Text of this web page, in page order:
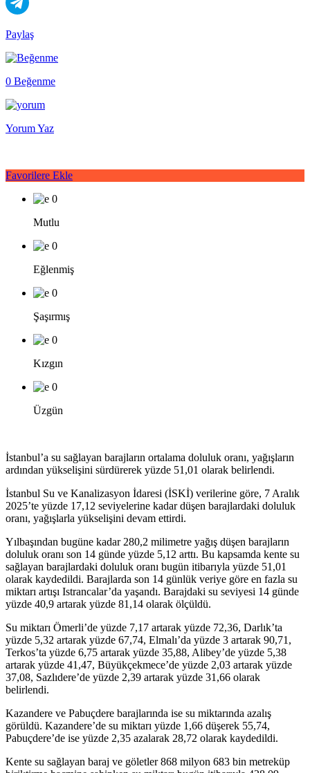
Paylaş
0 Beğenme
Yorum Yaz
Favorilere Ekle
0
Mutlu
0
Eğlenmiş
0
Şaşırmış
0
Kızgın
0
Üzgün
İstanbul’a su sağlayan barajların ortalama doluluk oranı, yağışların
ardından yükselişini sürdürerek yüzde 51,01 olarak belirlendi.
İstanbul Su ve Kanalizasyon İdaresi (İSKİ) verilerine göre, 7 Aralık
2025’te yüzde 17,12 seviyelerine kadar düşen barajlardaki doluluk
oranı, yağışlarla yükselişini devam ettirdi.
Yılbaşından bugüne kadar 280,2 milimetre yağış düşen barajların
doluluk oranı son 14 günde yüzde 5,12 arttı. Bu kapsamda kente su
sağlayan barajlardaki doluluk oranı bugün itibarıyla yüzde 51,01
olarak kaydedildi. Barajlarda son 14 günlük veriye göre en fazla su
miktarı artışı Istrancalar’da yaşandı. Barajdaki su seviyesi 14 günde
yüzde 40,9 artarak yüzde 81,14 olarak ölçüldü.
Su miktarı Ömerli’de yüzde 7,17 artarak yüzde 72,36, Darlık’ta
yüzde 5,32 artarak yüzde 67,74, Elmalı’da yüzde 3 artarak 90,71,
Terkos’ta yüzde 6,75 artarak yüzde 35,88, Alibey’de yüzde 5,38
artarak yüzde 41,47, Büyükçekmece’de yüzde 2,03 artarak yüzde
37,08, Sazlıdere’de yüzde 2,39 artarak yüzde 31,66 olarak
belirlendi.
Kazandere ve Pabuçdere barajlarında ise su miktarında azalış
görüldü. Kazandere’de su miktarı yüzde 1,66 düşerek 55,74,
Pabuçdere’de ise yüzde 2,35 azalarak 28,72 olarak kaydedildi.
Kente su sağlayan baraj ve göletler 868 milyon 683 bin metreküp